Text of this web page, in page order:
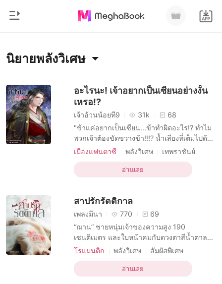
ประวัติการอ่าน
ออกจากระบบ
ดาวน์โหลดแอป
หน้าแรก
สมัยใหม่
ประวัติศาสตร์
โรแมนติก
รายการ
เรื่องสั้นคัดสรร
นิยายพลังวิเศษ
อะไรนะ! เจ้าอยากเป็นเซียนอย่างงั้น
เหรอ!?
เจ้าอ้วนน้อยที่9 31k
68
"ข้าแค่อยากเป็นเซียน...ข้าทำผิดอะไร!? ทำไม
พวกเจ้าต้องขัดขวางข้า!!!? น้ำเสียงที่เต็มไปด้วย
ความเดือดดาลคำรามกู่ก้องไปทั่วทุกชั้น
เมืองแฟนตาซี พลังวิเศษ
เทพราชันย์
แอคชั่น
กำลังภายใน
ปีศาจ
เทพสงคราม
ความตาย การท่องโลก
อ่านเลย
สาปรักรัตติกาล
เพลงมีนา 770
69
“ฌาน” ชายหนุ่มเจ้าของความสูง 190
เซนติเมตร และใบหน้าคมกับดวงตาสีน้ำตาลสี
เดียวกับเส้นผมที่ยาวประบ่าของเขา ดูเพียงแวบ
ไทยแท้แต่สำเนียงของเขามิผิดเพี้ยนจากคนไทย
เลยสักนิด ตลอด 3 ปีที่ผ่านมาเขาอยู่อย่างสงบ
โรแมนติก พลังวิเศษ
สัมผัสพิเศษ
บทบาทที่มีเสน่ห์ หญิง
ความปรารถนาทางเพศ
ผู้มีพลังวิเศษ
อ่านเลย